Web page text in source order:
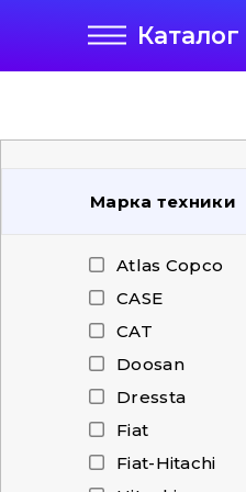
Каталог
Марка техники
Atlas Copco
CASE
CAT
Doosan
Dressta
Fiat
Fiat-Hitachi